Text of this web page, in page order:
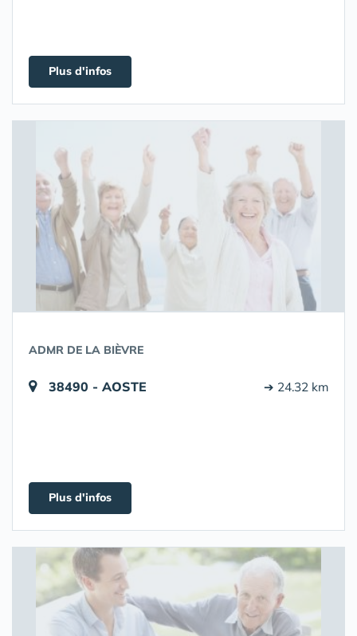
Plus d'infos
ADMR DE LA BIÈVRE
38490 - AOSTE ➔ 24.32 km
Plus d'infos